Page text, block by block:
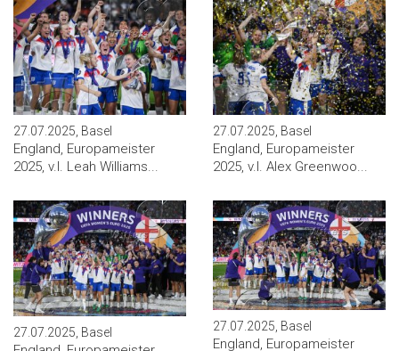
27.07.2025, Basel
England, Europameister
2025, v.l. Leah Williams...
27.07.2025, Basel
England, Europameister
2025, v.l. Alex Greenwoo...
27.07.2025, Basel 27.07.2025, Basel
England, Europameister